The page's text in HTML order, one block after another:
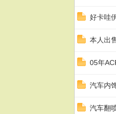
好卡哇
本人出
05年
汽车内
汽车翻